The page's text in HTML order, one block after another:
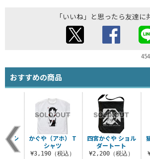
「いいね」と思ったら友達に
おすすめの商品
四宮かぐや ショル
ダートート
¥2,200（税込）
ッシ
ー
込）
かぐや（アホ） T
シャツ
¥3,190（税込）